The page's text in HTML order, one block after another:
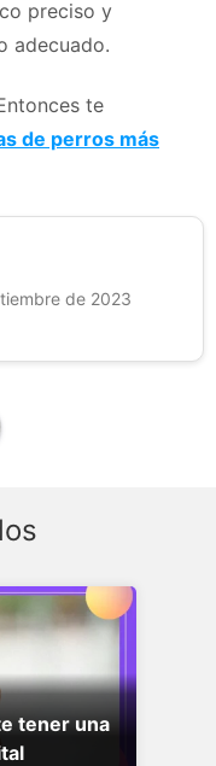
preciso y
adecuado.
te
de perros más
de 2023
tener una